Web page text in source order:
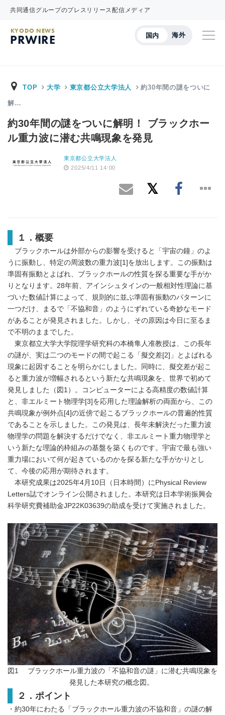
共同通信グループのプレスリリース配信メディア
国内 海外
KYODO NEWS
PRWIRE
TOP 大学 東京都公立大学法人 約30年間の謎をついに
解…
約30年間の謎をついに解明！ ブラックホー
ル重力波に潜む共鳴現象を発見
東京都公立大学法人
2025/4/11 14:00
１．概要
ブラックホールは外部からの影響を受けると「宇宙の鐘」のよ
うに振動し、特定の周波数の重力波[1]を放出します。この振動は
準固有振動とよばれ、ブラックホールの性質を探る重要な手がか
りとなります。28年前、アインシュタインの一般相対性理論に基
づいた数値計算によって、規則的に並ぶ準固有振動のパターンに
一つだけ、まるで「不協和音」のようにずれている奇妙なモード
があることが発見されました。しかし、その原因は今日に至るま
で不明のままでした。
東京都立大学大学院理学研究科の本橋隼人准教授は、この長年
の謎が、実は二つのモードの間で起こる「擬交差[2]」とよばれる
現象に起因することを明らかにしました。同時に、擬交差が起こ
ると重力波が増幅されるという新たな共鳴現象を、世界で初めて
発見しました（図1）。コンピューターによる高精度の数値計算
と、非エルミート物理学[3]を応用した理論解析の両面から、この
共鳴現象が例外点[4]の近傍で起こるブラックホールの普遍的性質
であることを示しました。この発見は、長年未解決だった重力波
物理学の問題を解決するだけでなく、非エルミート重力物理学と
いう新たな理論的枠組みの基盤を築くものです。宇宙で最も強い
重力場において何が起きているのかを探る新たな手がかりとし
て、今後の応用が期待されます。
本研究成果は2025年4月10日（日本時間）にPhysical Review
Letters誌でオンライン公開されました。本研究は日本学術振興会
科学研究費補助金JP22K03639の助成を受けて実施されました。
図1 ブラックホール重力波の「不協和音の謎」に潜む共鳴現象を
発見した本研究の概念図。
２．ポイント
・約30年にわたる「ブラックホール重力波の不協和音」の謎の解